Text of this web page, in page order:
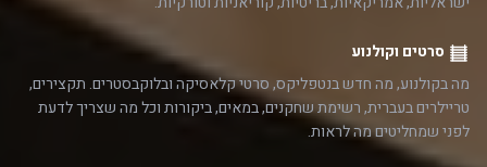
סרטים וקולנוע
מה בקולנוע, מה חדש בנטפליקס, סרטי קלאסיקה ובלוקבסטרים. תקצירים,
טריילרים בעברית, רשימת שחקנים, במאים, ביקורות וכל מה שצריך לדעת
לפני שמחליטים מה לראות.